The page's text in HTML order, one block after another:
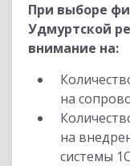
При выборе
Удмуртской
внимание на:
на
на
системы